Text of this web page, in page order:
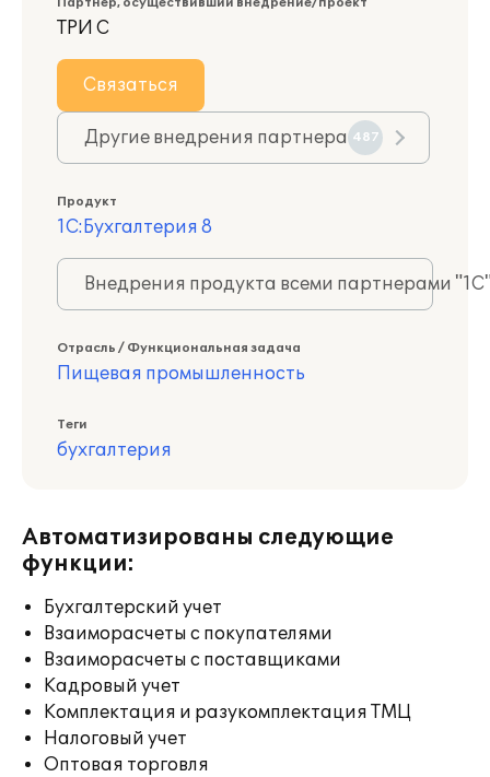
ТРИ С
Связаться
Другие внедрения партнера 487
Продукт
1С:Бухгалтерия 8
Внедрения продукта всеми партнерами
Отрасль / Функциональная задача
Пищевая промышленность
Теги
бухгалтерия
Автоматизированы следующие
функции:
Бухгалтерский учет
Взаиморасчеты с покупателями
Взаиморасчеты с поставщиками
Кадровый учет
Комплектация и разукомплектация ТМЦ
Налоговый учет
Оптовая торговля